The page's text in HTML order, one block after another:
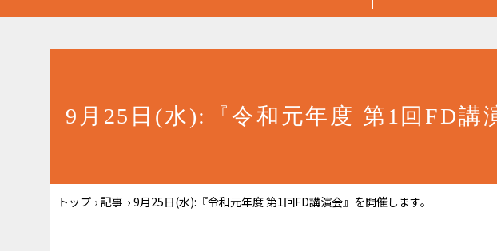
9月25日(水):『令和元年度 第1回FD講
トップ › 記事 › 9月25日(水):『令和元年度 第1回FD講演会』を開催します。